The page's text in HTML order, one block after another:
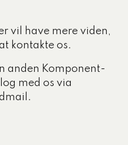
vil have mere viden,
kontakte os.
anden Komponent-
med os via